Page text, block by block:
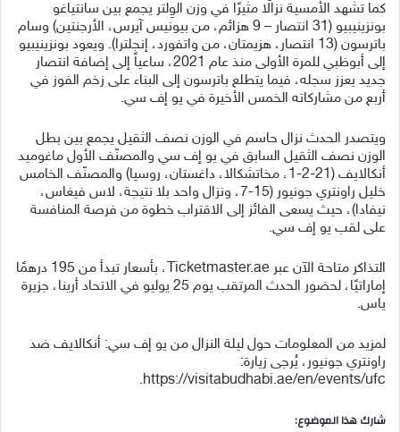
كما تشهد الأمسية نزالًا مثيرًا في وزن الوِلتر يجمع بين سانتياغو
بونزينيبيو (31 انتصار – 9 هزائم، من بيونيس آيرس، الأرجنتين) وسام
باترسون (13 انتصار، هزيمتان، من واتفورد، إنجلترا). ويعود بونزينيبيو
إلى أبوظبي للمرة الأولى منذ عام 2021، ساعياً إلى إضافة انتصار
جديد يعزز سجله، فيما يتطلع باترسون إلى البناء على زخم الفوز في
أربع من مشاركاته الخمس الأخيرة في يو إف سي.
ويتصدر الحدث نزال حاسم في الوزن نصف الثقيل يجمع بين بطل
الوزن نصف الثقيل السابق في يو إف سي والمصنّف الأول ماغوميد
أنكالايف (21-2-1، مخاتشكالا، داغستان، روسيا) والمصنّف الخامس
خليل راونتري جونيور (15-7، ونزال واحد بلا نتيجة، لاس فيغاس،
نيفادا)، حيث يسعى الفائز إلى الاقتراب خطوة من فرصة المنافسة
على لقب يو إف سي.
التذاكر متاحة الآن عبر Ticketmaster.ae، بأسعار تبدأ من 195 درهمًا
إماراتيًا، لحضور الحدث المرتقب يوم 25 يوليو في الاتحاد أرينا، جزيرة
ياس.
لمزيد من المعلومات حول ليلة النزال من يو إف سي: أنكالايف ضد
راونتري جونيور، يُرجى زيارة:
https://visitabudhabi.ae/en/events/ufc.
شارك هذا الموضوع: